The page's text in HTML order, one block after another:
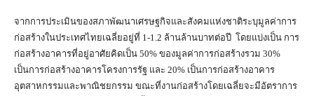
จากการประเมินของสภาพัฒนาเศรษฐกิจและสังคมแห่งชาติระบุมูลค่าการ
ก่อสร้างในประเทศไทยเฉลี่ยอยู่ที่ 1-1.2 ล้านล้านบาทต่อปี โดยแบ่งเป็น การ
ก่อสร้างอาคารที่อยู่อาศัยคิดเป็น 50% ของมูลค่าการก่อสร้างรวม 30%
เป็นการก่อสร้างอาคารโครงการรัฐ และ 20% เป็นการก่อสร้างอาคาร
อุตสาหกรรมและพาณิชยกรรม ขณะที่งานก่อสร้างโดยเฉลี่ยจะมีอัตราการ